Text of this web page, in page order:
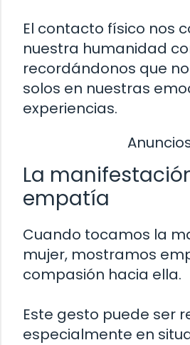
El contacto físico nos
nuestra humanidad
recordándonos que
solos en nuestras
experiencias.
La
empatía
Cuando tocamos la
mujer, mostramos
compasión hacia ella.
Este gesto puede ser
especialmente en